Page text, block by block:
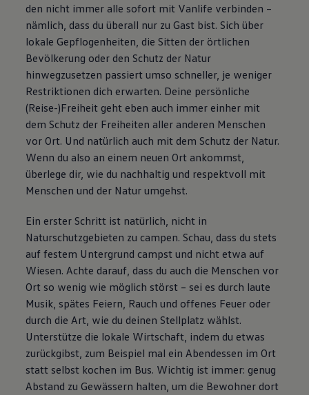
den nicht immer alle sofort mit Vanlife verbinden –
nämlich, dass du überall nur zu Gast bist. Sich über
lokale Gepflogenheiten, die Sitten der örtlichen
Bevölkerung oder den Schutz der Natur
hinwegzusetzen passiert umso schneller, je weniger
Restriktionen dich erwarten. Deine persönliche
(Reise-)Freiheit geht eben auch immer einher mit
dem Schutz der Freiheiten aller anderen Menschen
vor Ort. Und natürlich auch mit dem Schutz der Natur.
Wenn du also an einem neuen Ort ankommst,
überlege dir, wie du nachhaltig und respektvoll mit
Menschen und der Natur umgehst.
Ein erster Schritt ist natürlich, nicht in
Naturschutzgebieten zu campen. Schau, dass du stets
auf festem Untergrund campst und nicht etwa auf
Wiesen. Achte darauf, dass du auch die Menschen vor
Ort so wenig wie möglich störst – sei es durch laute
Musik, spätes Feiern, Rauch und offenes Feuer oder
durch die Art, wie du deinen Stellplatz wählst.
Unterstütze die lokale Wirtschaft, indem du etwas
zurückgibst, zum Beispiel mal ein Abendessen im Ort
statt selbst kochen im Bus. Wichtig ist immer: genug
Abstand zu Gewässern halten, um die Bewohner dort